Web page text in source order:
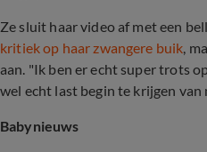
Ze sluit haar video af met een
kritiek op haar zwangere buik,
aan. "Ik ben er echt super trots
wel echt last begin te krijgen van
Babynieuws